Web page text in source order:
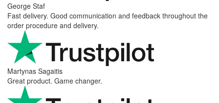
George Staf
Fast delivery. Good communication and feedback throughout the
order procedure and delivery.
Martynas Sagaitis
Great product. Game changer.